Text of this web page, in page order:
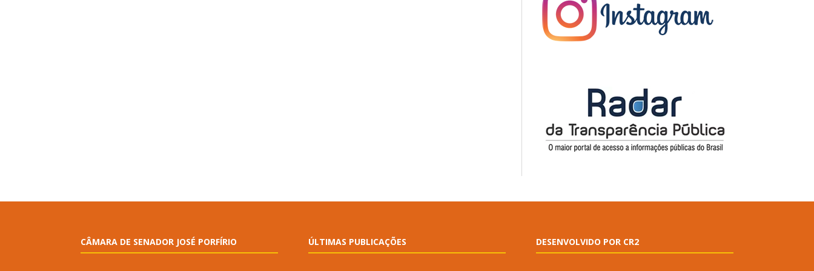
CÂMARA DE SENADOR JOSÉ PORFÍRIO ÚLTIMAS PUBLICAÇÕES DESENVOLVIDO POR CR2